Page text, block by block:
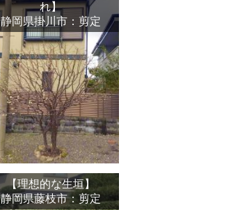
れ】
静岡県掛川市：剪定
【理想的な生垣】
静岡県藤枝市：剪定